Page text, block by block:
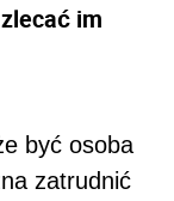
im
być osoba
zatrudnić